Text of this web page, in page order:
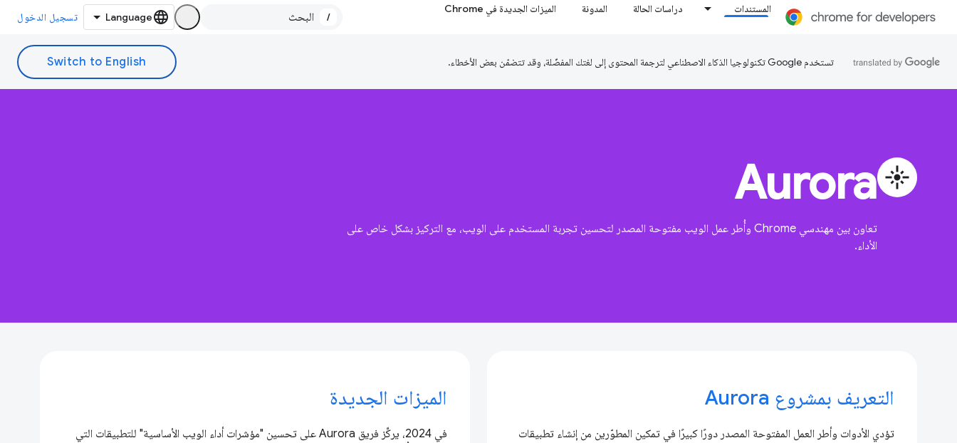
المستندات دراسات الحالة المدونة الميزات الجديدة في Chrome
/ تسجيل الدخول
تستخدم Google تكنولوجيا الذكاء الاصطناعي لترجمة المحتوى إلى لغتك المفضّلة، وقد تتضمّن بعض الأخطاء.
flare
Aurora
تعاون بين مهندسي Chrome وأُطر عمل الويب مفتوحة المصدر لتحسين تجربة المستخدم على الويب، مع التركيز بشكل خاص على
الأداء.
التعريف بمشروع Aurora
تؤدي الأدوات وأطر العمل المفتوحة المصدر دورًا كبيرًا في تمكين المطوّرين من إنشاء تطبيقات
الميزات الجديدة
في 2024، يركِّز فريق Aurora على تحسين "مؤشرات أداء الويب الأساسية" للتطبيقات التي